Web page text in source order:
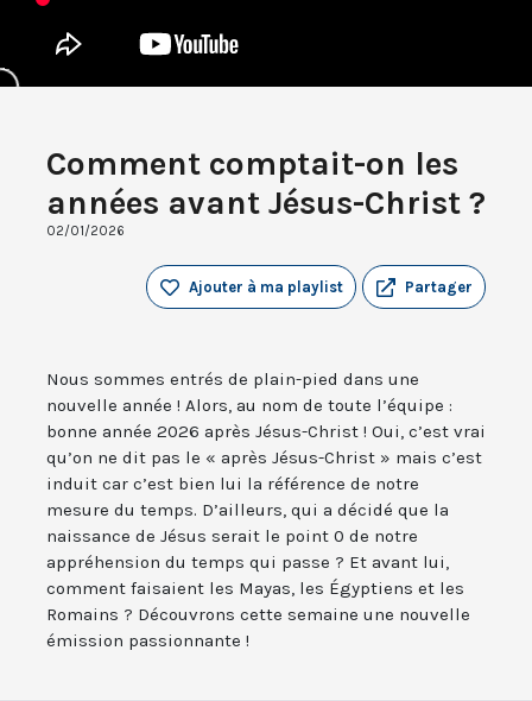
Comment comptait-on les
années avant Jésus-Christ ?
02/01/2026
Partager
Ajouter à ma playlist
Nous sommes entrés de plain-pied dans une
nouvelle année ! Alors, au nom de toute l’équipe :
bonne année 2026 après Jésus-Christ ! Oui, c’est vrai
qu’on ne dit pas le « après Jésus-Christ » mais c’est
induit car c’est bien lui la référence de notre
mesure du temps. D’ailleurs, qui a décidé que la
naissance de Jésus serait le point 0 de notre
appréhension du temps qui passe ? Et avant lui,
comment faisaient les Mayas, les Égyptiens et les
Romains ? Découvrons cette semaine une nouvelle
émission passionnante !